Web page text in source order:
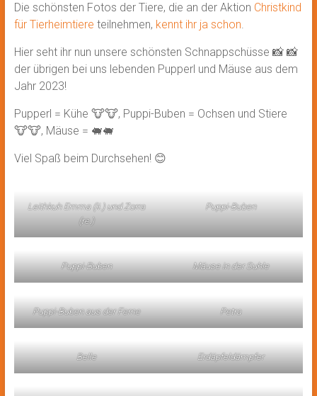
Die schönsten Fotos der Tiere, die an der Aktion Christkind
für Tierheimtiere teilnehmen, kennt ihr ja schon.
Hier seht ihr nun unsere schönsten Schnappschüsse 📸 📸
der übrigen bei uns lebenden Pupperl und Mäuse aus dem
Jahr 2023!
Pupperl = Kühe 🐮🐮, Puppi-Buben = Ochsen und Stiere
🐮🐮, Mäuse = 🐖🐖
Viel Spaß beim Durchsehen! 😊
Leithkuh Emma (li.) und Zorra
(re.)
Puppi-Buben
Puppi-Buben Mäuse in der Suhle
Puppi-Buben aus der Ferne Petra
Belle Erdäpfeldämpfer